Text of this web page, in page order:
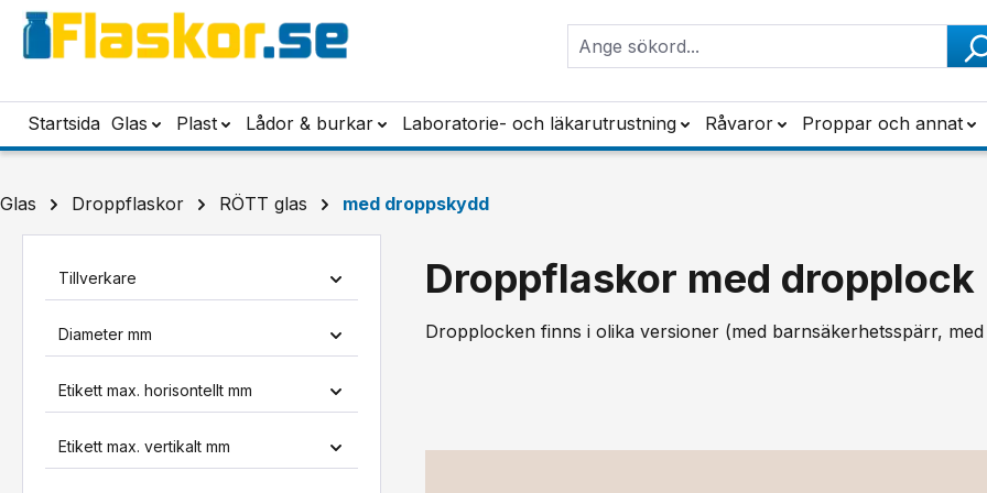
till huvudinnehåll
Hoppa till sökning
Hoppa till huvudnavigering
Startsida Glas Plast Lådor & burkar Laboratorie- och läkarutrustning Råvaror Proppar och annat
Glas Droppflaskor RÖTT glas med droppskydd
Tillverkare
Diameter mm
Etikett max. horisontellt mm
Etikett max. vertikalt mm
Droppflaskor med dropplock
Dropplocken finns i olika versioner (med barnsäkerhetsspärr,